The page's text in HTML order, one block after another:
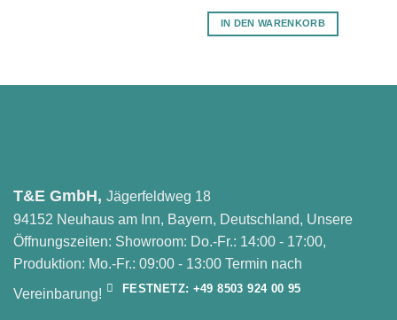
IN DEN WARENKORB
T&E GmbH, Jägerfeldweg 18
94152 Neuhaus am Inn, Bayern, Deutschland, Unsere
Öffnungszeiten: Showroom: Do.-Fr.: 14:00 - 17:00,
Produktion: Mo.-Fr.: 09:00 - 13:00 Termin nach
Vereinbarung!
FESTNETZ: +49 8503 924 00 95